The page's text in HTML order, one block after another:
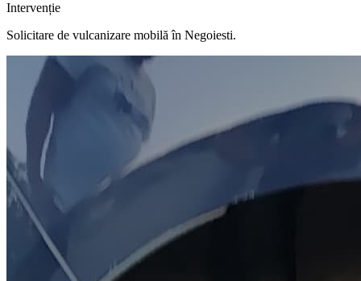
Intervenție
Solicitare de vulcanizare mobilă în Negoiesti.